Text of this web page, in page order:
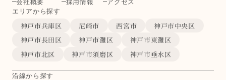
会社概要
採用情報
アクセス
エリアから探す
神戸市兵庫区 尼崎市 西宮市
神戸市中央区
神戸市長田区
神戸市灘区
神戸市東灘区
神戸市北区
神戸市須磨区 神戸市垂水区
沿線から探す